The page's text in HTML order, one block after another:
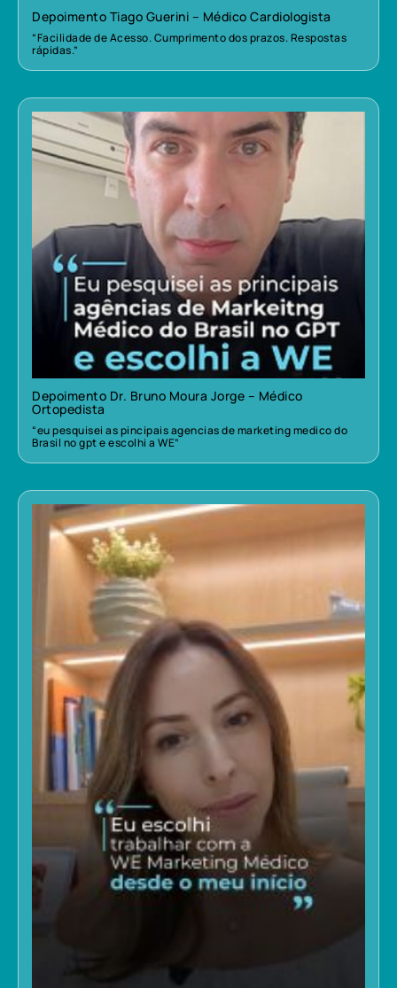
Depoimento Tiago Guerini – Médico Cardiologista
“Facilidade de Acesso. Cumprimento dos prazos. Respostas
rápidas.”
Depoimento Dr. Bruno Moura Jorge – Médico
Ortopedista
“eu pesquisei as pincipais agencias de marketing medico do
Brasil no gpt e escolhi a WE”